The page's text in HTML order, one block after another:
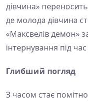
дівчина» переносить
де молода дівчина
«Максвелів демон»
інтернування під час
Глибший погляд
З часом стає